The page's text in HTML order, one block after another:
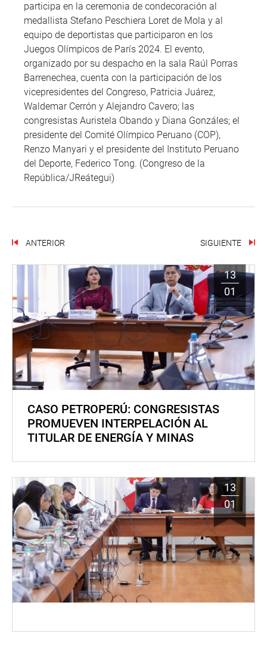
participa en la ceremonia de condecoración al
medallista Stefano Peschiera Loret de Mola y al
equipo de deportistas que participaron en los
Juegos Olímpicos de París 2024. El evento,
organizado por su despacho en la sala Raúl Porras
Barrenechea, cuenta con la participación de los
vicepresidentes del Congreso, Patricia Juárez,
Waldemar Cerrón y Alejandro Cavero; las
congresistas Auristela Obando y Diana Gonzáles; el
presidente del Comité Olímpico Peruano (COP),
Renzo Manyari y el presidente del Instituto Peruano
del Deporte, Federico Tong. (Congreso de la
República/JReátegui)
ANTERIOR SIGUIENTE
13
01
CASO PETROPERÚ: CONGRESISTAS
PROMUEVEN INTERPELACIÓN AL
TITULAR DE ENERGÍA Y MINAS
13
01